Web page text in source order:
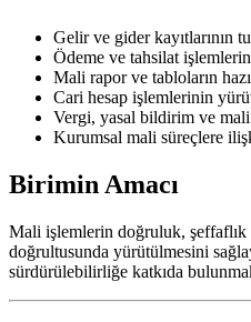
Gelir ve gider kayıtlarının
Ödeme ve tahsilat
Mali rapor ve tabloların
Cari hesap işlemlerinin
Vergi, yasal bildirim ve
Kurumsal mali süreçlere
Birimin Amacı
Mali işlemlerin doğruluk,
doğrultusunda yürütülmesini
sürdürülebilirliğe katkıda